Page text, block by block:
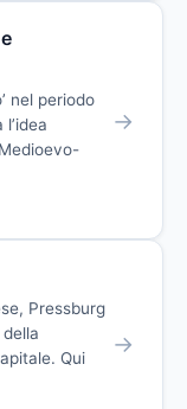
nel periodo
→
Pressburg
Qui
→